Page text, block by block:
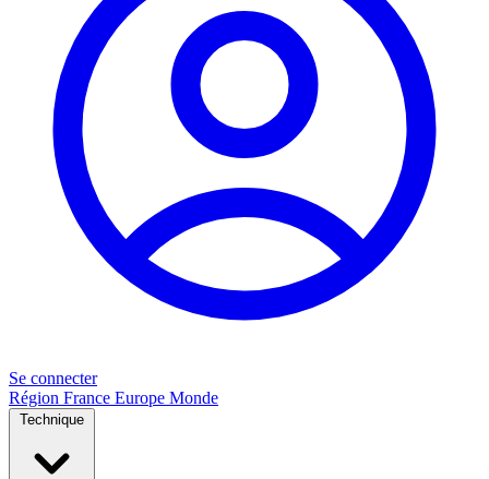
Se connecter
Région France Europe Monde
Technique